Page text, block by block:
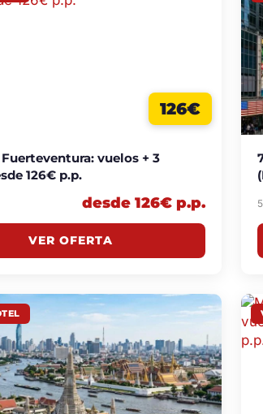
126€
vuelos + 3
126€ p.p.
desde 126€ p.p.
VER OFERTA